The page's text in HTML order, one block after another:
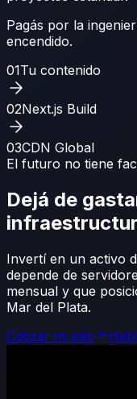
Pagás por la
encendido.
01Tu contenido
02Next.js Build
03CDN Global
El futuro no tiene
Dejá de
Invertí en un activo
depende de
mensual y que
Mar del Plata.
Cotizar mi sitio